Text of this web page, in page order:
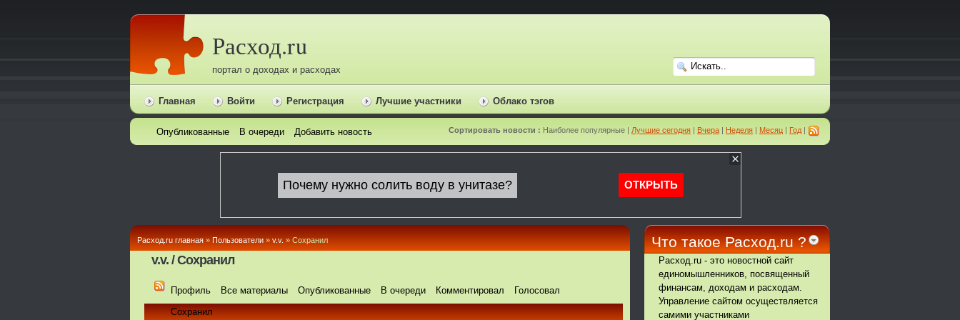
Расход.ru
портал о доходах и расходах
Главная Войти Регистрация Лучшие участники Облако тэгов
Сортировать новости : Наиболее популярные | Лучшие сегодня | Вчера | Неделя | Месяц | Год |
Опубликованные В очереди Добавить новость
Расход.ru главная » Пользователи » v.v. » Сохранил
v.v. / Сохранил
Профиль Все материалы Опубликованные В очереди Комментировал
Голосовал
Сохранил
Что такое Расход.ru ?
Расход.ru - это новостной сайт
единомышленников, посвященный
финансам, доходам и расходам.
Управление сайтом осуществляется
самими участниками